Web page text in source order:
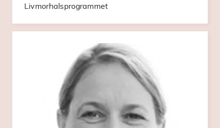
Livmorhalsprogrammet